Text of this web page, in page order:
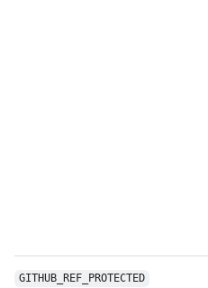
GITHUB_REF_PROTECTED